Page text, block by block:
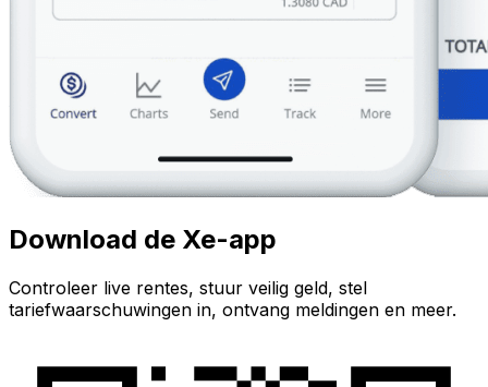
Download de Xe-app
Controleer live rentes, stuur veilig geld, stel
tariefwaarschuwingen in, ontvang meldingen en meer.